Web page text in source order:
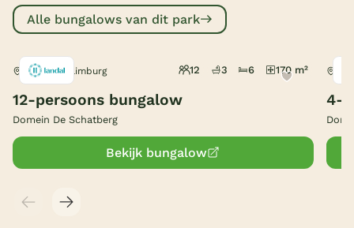
Alle bungalows van dit park
Sevenum, Limburg 12 3 6 170 m²
12-persoons bungalow
Domein De Schatberg
Bekijk bungalow
4-